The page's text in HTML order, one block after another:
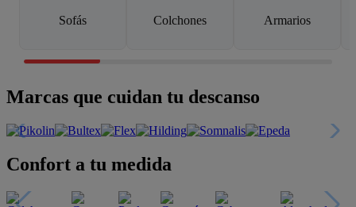
Sofás Colchones Armarios
Marcas que cuidan tu descanso
Confort a tu medida